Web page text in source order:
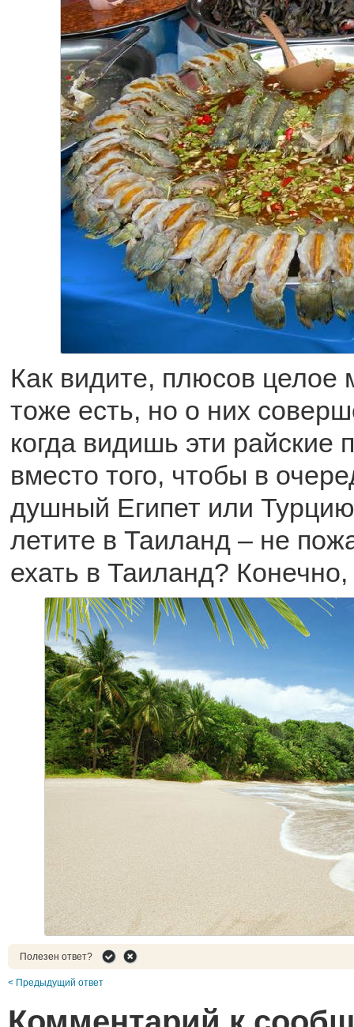
Как видите, плюсов
тоже есть, но о них
когда видишь эти
вместо того, чтобы в
душный Египет или
летите в Таиланд – не
ехать в Таиланд? Конечно,
Полезен ответ?
< Предыдущий ответ